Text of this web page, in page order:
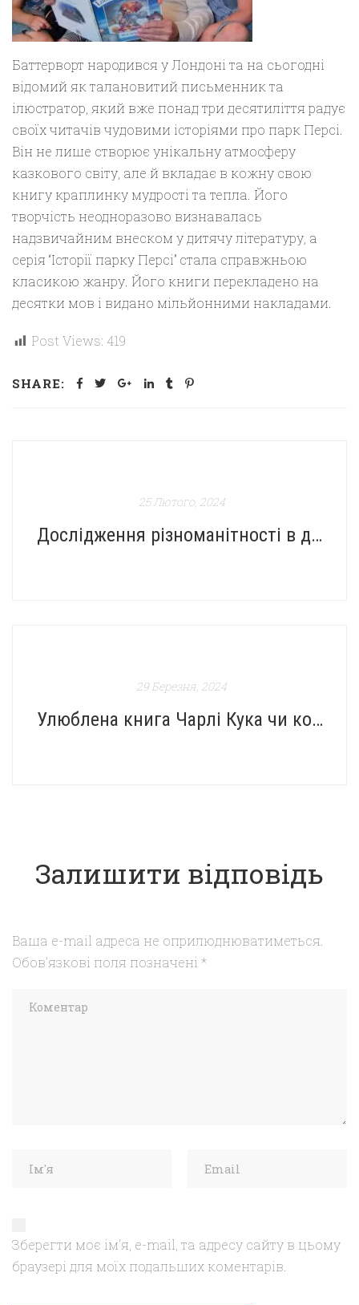
Баттерворт народився у Лондоні та на сьогодні
відомий як талановитий письменник та
ілюстратор, який вже понад три десятиліття радує
своїх читачів чудовими історіями про парк Персі.
Він не лише створює унікальну атмосферу
казкового світу, але й вкладає в кожну свою
книгу краплинку мудрості та тепла. Його
творчість неодноразово визнавалась
надзвичайним внеском у дитячу літературу, а
серія “Історії парку Персі” стала справжньою
класикою жанру. Його книги перекладено на
десятки мов і видано мільйонними накладами.
Post Views: 419
SHARE:
25 Лютого, 2024
Дослідження різноманітності в дитячій літературі: популярність мультикультурних історій
29 Березня, 2024
Улюблена книга Чарлі Кука чи кожної дитини?
Залишити відповідь
Ваша e-mail адреса не оприлюднюватиметься.
Обов’язкові поля позначені *
Зберегти моє ім'я, e-mail, та адресу сайту в цьому
браузері для моїх подальших коментарів.